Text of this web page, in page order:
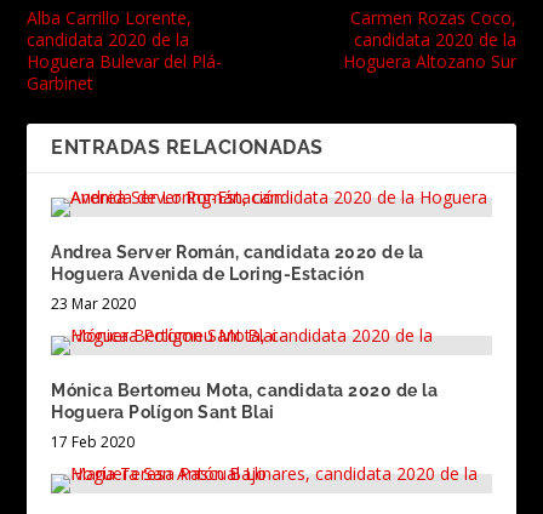
Alba Carrillo Lorente,
candidata 2020 de la
Hoguera Bulevar del Plá-
Garbinet
Carmen Rozas Coco,
candidata 2020 de la
Hoguera Altozano Sur
ENTRADAS RELACIONADAS
Andrea Server Román, candidata 2020 de la
Hoguera Avenida de Loring-Estación
23 Mar 2020
Mónica Bertomeu Mota, candidata 2020 de la
Hoguera Polígon Sant Blai
17 Feb 2020